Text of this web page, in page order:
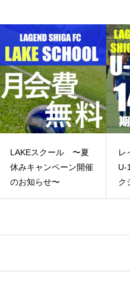
レイジェンド滋賀FC
U-15 14期生 入団セレ
クション のお知らせ